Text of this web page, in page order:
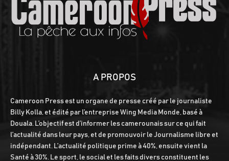
A PROPOS
Cameroon Press est un organe de presse créé par le journaliste
Billy Kolla, et édité par l’entreprise Wing Media Monde, basé à
Douala. L’objectif est d’informer les camerounais sur ce qui fait
l’actualité dans leur pays, et de promouvoir le Journalisme libre et
indépendant. L’actualité politique prime à 40%, ensuite vient la
Santé à 30%. Le sport, le social et les faits divers constituent les